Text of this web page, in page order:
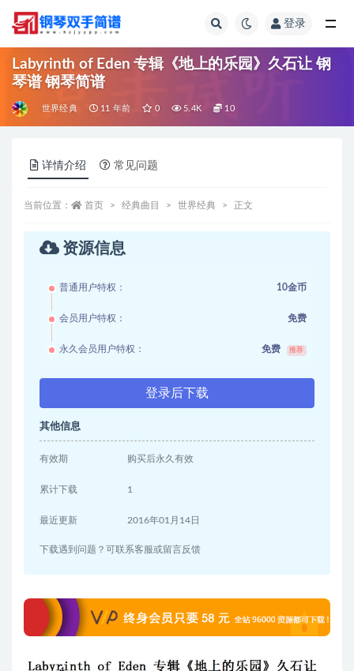
登录
Labyrinth of Eden 专辑《地上的乐园》久石让 钢
琴谱 钢琴简谱
世界经典 11 年前 0 5.4K 10
详情介绍 常见问题
当前位置： 首页 经典曲目 世界经典 正文
资源信息
普通用户特权： 10金币
会员用户特权： 免费
永久会员用户特权： 免费 推荐
登录后下载
其他信息
有效期 购买后永久有效
累计下载 1
最近更新 2016年01月14日
下载遇到问题？可联系客服或留言反馈